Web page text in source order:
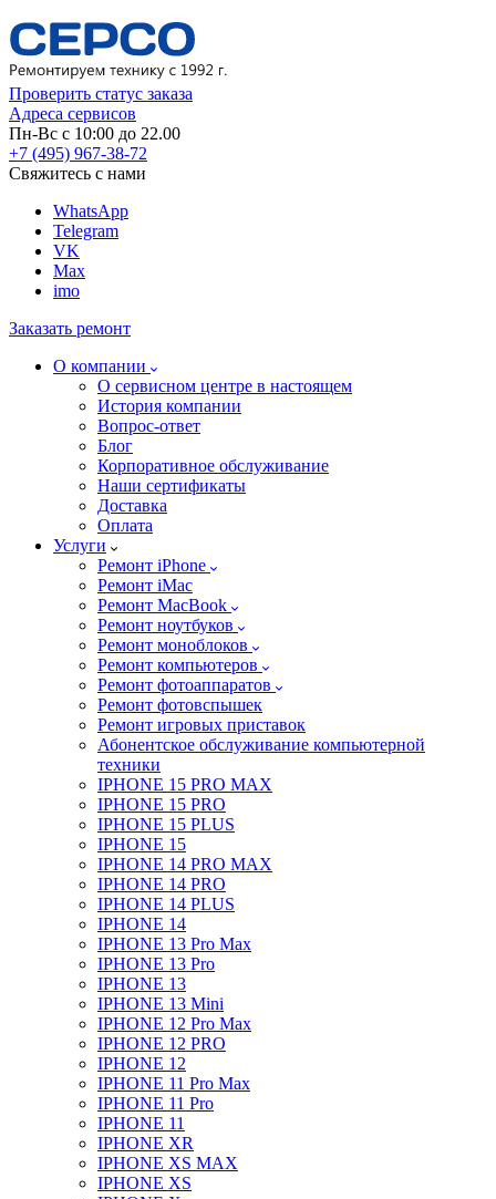
Проверить статус заказа
Адреса сервисов
Пн-Вс с 10:00 до 22.00
+7 (495) 967-38-72
Свяжитесь с нами
WhatsApp
Telegram
VK
Max
imo
Заказать ремонт
О компании
О сервисном центре в настоящем
История компании
Вопрос-ответ
Блог
Корпоративное обслуживание
Наши сертификаты
Доставка
Оплата
Услуги
Ремонт iPhone
Ремонт iMac
Ремонт MacBook
Ремонт ноутбуков
Ремонт моноблоков
Ремонт компьютеров
Ремонт фотоаппаратов
Ремонт фотовспышек
Ремонт игровых приставок
Абонентское обслуживание компьютерной
техники
IPHONE 15 PRO MAX
IPHONE 15 PRO
IPHONE 15 PLUS
IPHONE 15
IPHONE 14 PRO MAX
IPHONE 14 PRO
IPHONE 14 PLUS
IPHONE 14
IPHONE 13 Pro Max
IPHONE 13 Pro
IPHONE 13
IPHONE 13 Mini
IPHONE 12 Pro Max
IPHONE 12 PRO
IPHONE 12
IPHONE 11 Pro Max
IPHONE 11 Pro
IPHONE 11
IPHONE XR
IPHONE XS MAX
IPHONE XS